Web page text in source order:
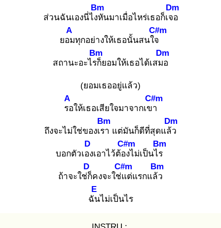
ส่วนฉันเองนี่ไงหั
Bm
นมาเมื่อไหร่เธอก็เจอ
Dm
ยอม
A
ทุกอย่างให้เธอนั้นสนใจ
C#m
สถานะอะไรก็
Bm
ยอมให้เธอได้เสมอ
Dm
(ยอมเธออยู่แล้ว)
รอ
A
ให้เธอเสียใจมาจากเขา
C#m
ถึงจะไม่ใช่ของเรา
Bm
แต่มันก็ดีที่สุดแล้ว
Dm
บอกตัวเอง
D
เอาไว้ต้อง
C#m
ไม่เป็นไร
Bm
ถ้าจะใช่ก็
D
คงจะใช่แ
C#m
ต่แรกแล้ว
Bm
ฉัน
E
ไม่เป็นไร